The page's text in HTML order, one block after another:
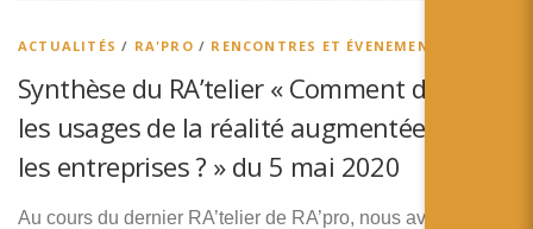
ACTUALITÉS / RA'PRO / RENCONTRES ET ÉVENEMENTS
Synthèse du RA’telier « Comment diffuser
les usages de la réalité augmentée dans
les entreprises ? » du 5 mai 2020
Au cours du dernier RA’telier de RA’pro, nous avons voulu